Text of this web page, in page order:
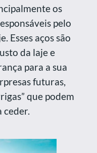
os
pelo
Esses aços são
da laje e
para a sua
futuras,
que podem
ceder.